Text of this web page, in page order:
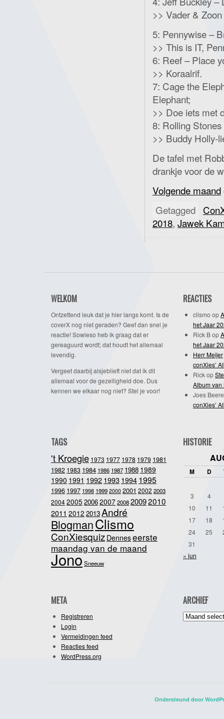
>> Vader &
5: Pennywise –
>> This is IT,
6: Reef – Place
>> Koraalrif.
7: Cage the
Elephant;
>> Doe iets met
8: Rolling
>> Buddy Holly-
De tafel met
drankje voor de
Volgende maand
Getagged
2018, Jawek
WELKOM
Ontzettend leuk dat je hier langs komt. Is de
coverX nog niet geraden? Geef dan snel je
reactie! Sowieso heb ik graag dat er
gereaguurd wordt; dat houdt het allemaal
levendig.
Vergeet daarbij alsjeblieft niet dat ik dit
allemaal voor de gezelligheid doe. Dus
kennen we elkaar nog niet? Stel je voor!
REACTIES
clismo op
het Jaar
Rick Bop
het Jaar
Herr Meijer
conXies’
Rickop
Album van
Joes
conXies’
TAGS
't Kroegie 1973 1977 1978 1979 1981
1982 1983 1984 1986 1987 1988 1989
1990 1991 19921993 1994 1995
1996 1997 1998 1999 2000 2001 2002 2003
20042005 20062007200820092010
2011 2012 2013André
BlogmanClismo
ConXiesquiz Denneseerste
maandag van de maand
JonoSneeuw
HISTORIE
M D
3
4
10
11
17
18
24
25
31
« jun
META
Registreren
Login
Vermeldingen feed
Reacties feed
WordPress.org
ARCHIEF
Archief
Ondersteund door